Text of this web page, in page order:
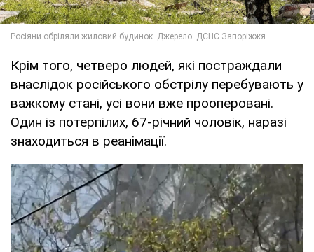
Крім того, четверо людей, які постраждали
внаслідок російського обстрілу перебувають у
важкому стані, усі вони вже прооперовані.
Один із потерпілих, 67-річний чоловік, наразі
знаходиться в реанімації.